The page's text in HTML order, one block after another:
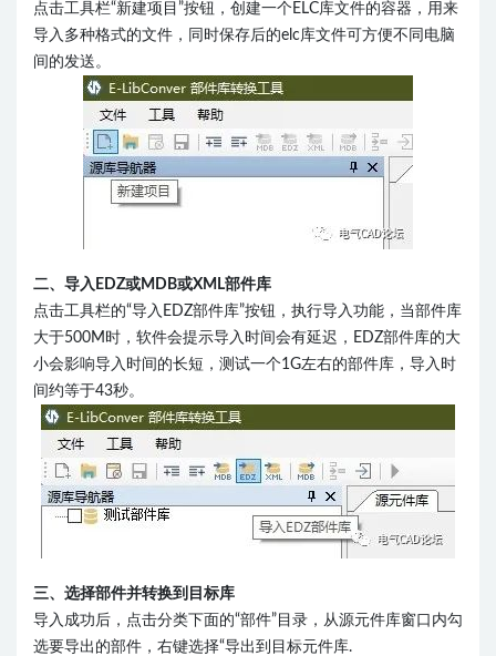
点击工具栏“新建项目”按钮，创建一个ELC库文件的容器，用来
导入多种格式的文件，同时保存后的elc库文件可方便不同电脑
间的发送。
二、导入EDZ或MDB或XML部件库
点击工具栏的“导入EDZ部件库”按钮，执行导入功能，当部件库
大于500M时，软件会提示导入时间会有延迟，EDZ部件库的大
小会影响导入时间的长短，测试一个1G左右的部件库，导入时
间约等于43秒。
三、选择部件并转换到目标库
导入成功后，点击分类下面的“部件”目录，从源元件库窗口内勾
选要导出的部件，右键选择“导出到目标元件库.